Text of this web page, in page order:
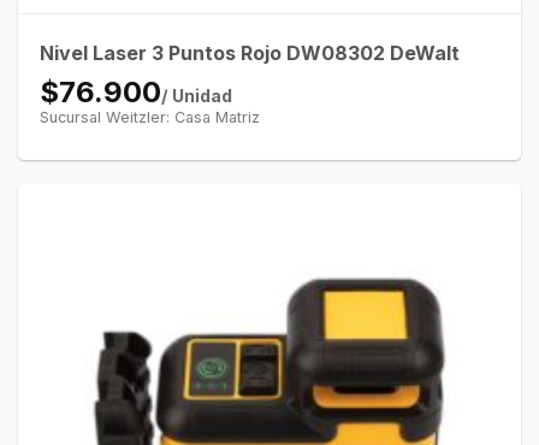
Nivel Laser 3 Puntos Rojo DW08302 DeWalt
$76.900/ Unidad
Sucursal Weitzler: Casa Matriz